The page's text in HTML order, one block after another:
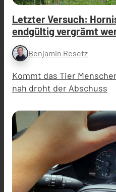
Letzter Versuch:
endgültig vergrämt
Benjamin Resetz
Kommt das Tier
nah droht der Abschuss